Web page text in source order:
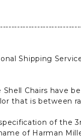
Shipping Service
Shell Chairs have
that is between
of the
of Harman